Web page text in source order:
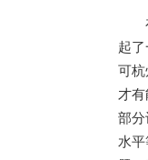
起
可杭
才
部分
水